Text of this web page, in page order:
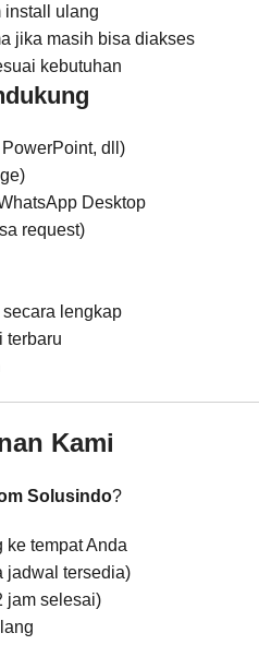
install ulang
jika masih bisa diakses
kebutuhan
dll)
Desktop
request)
secara lengkap
terbaru
Kami
Solusindo?
ke tempat Anda
jadwal tersedia)
jam selesai)